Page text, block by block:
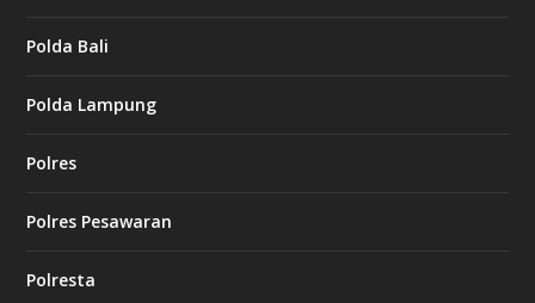
Polda Bali
Polda Lampung
Polres
Polres Pesawaran
Polresta